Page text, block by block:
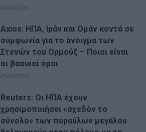
08/08/2026
Axios: ΗΠΑ, Ιράν και Ομάν κοντά σε
συμφωνία για το άνοιγμα των
Στενών του Ορμούζ – Ποιοι είναι
οι βασικοί όροι
05/08/2026
Reuters: Οι ΗΠΑ έχουν
χρησιμοποιήσει «σχεδόν το
σύνολο» των πυραύλων μεγάλου